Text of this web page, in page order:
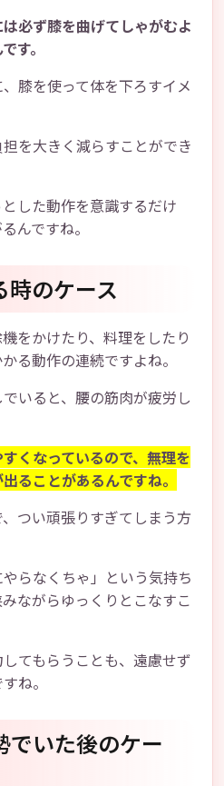
必ず膝を曲げてしゃがむよ
す。
膝を使って体を下ろすイメ
を大きく減らすことができ
した動作を意識するだけ
んですね。
時のケース
をかけたり、料理をしたり
る動作の連続ですよね。
いると、腰の筋肉が疲労し
くなっているので、無理を
ることがあるんですね。
つい頑張りすぎてしまう方
らなくちゃ」という気持ち
ながらゆっくりとこなすこ
てもらうことも、遠慮せず
ね。
でいた後のケー